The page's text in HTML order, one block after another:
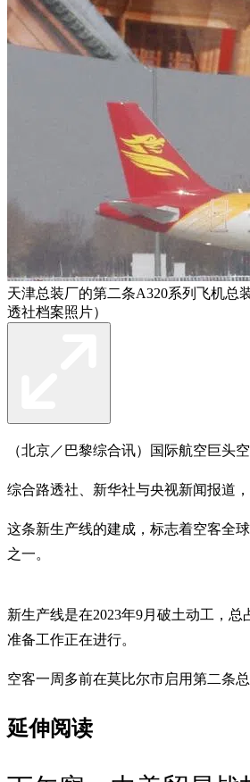
天津总装厂的第二条A320系列飞机总
透社档案照片）
（北京／巴黎综合讯）国际航空巨头
综合路透社、新华社与央视新闻报道
这条新生产线的建成，标志着空客全
之一。
新生产线是在2023年9月破土动工，
准备工作正在进行。
空客一周多前在莫比尔市启用第二条
延伸阅读